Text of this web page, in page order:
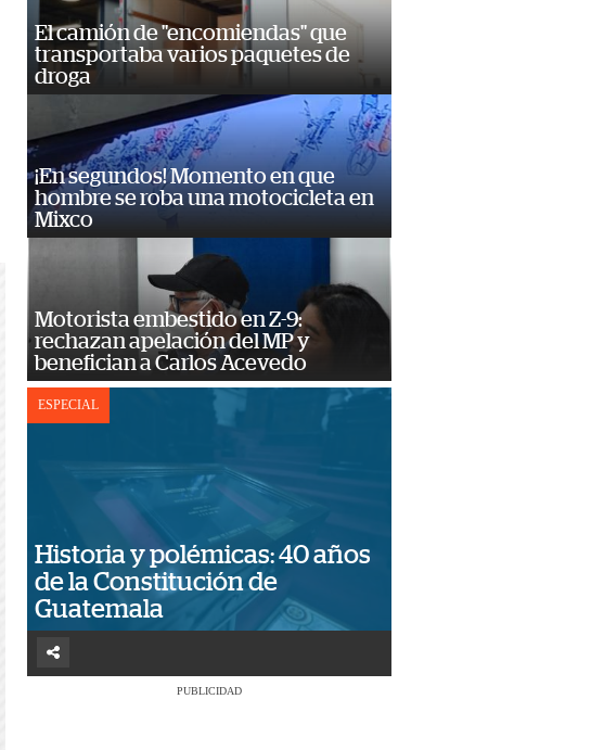
El camión de "encomiendas" que
transportaba varios paquetes de
droga
¡En segundos! Momento en que
hombre se roba una motocicleta en
Mixco
Motorista embestido en Z-9:
rechazan apelación del MP y
benefician a Carlos Acevedo
ESPECIAL
Historia y polémicas: 40 años
de la Constitución de
Guatemala
PUBLICIDAD